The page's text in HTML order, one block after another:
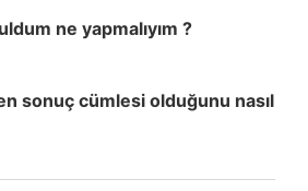
ne yapmalıyım ?
sonuç cümlesi olduğunu nasıl